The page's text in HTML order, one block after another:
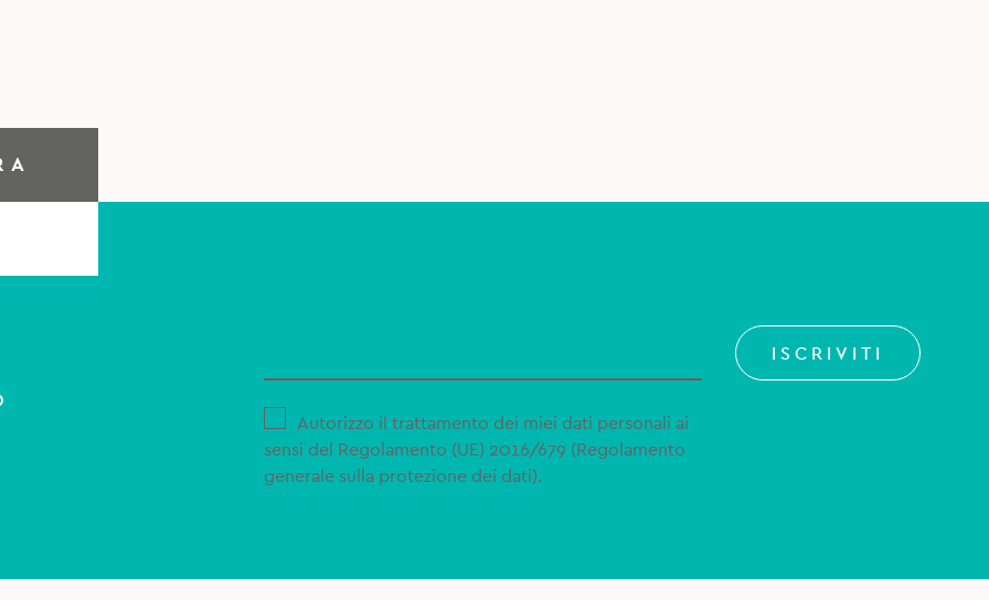
Autorizzo il trattamento dei miei dati personali ai
sensi del Regolamento (UE) 2016/679 (Regolamento
generale sulla protezione dei dati).
ISCRIVITI